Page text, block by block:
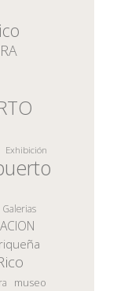
Exhibición
Galerias
museo